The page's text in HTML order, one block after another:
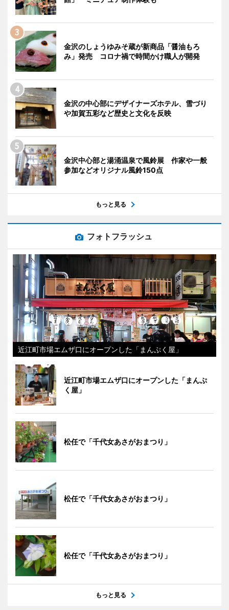
金沢のしょうゆみそ蔵が新商品「醤油もろ
み」発売 コロナ禍で時間かけ職人が開発
金沢の中心部にデザイナーズホテル、雪づり
や加賀五彩など歴史と文化を反映
金沢中心部と湯涌温泉で風鈴展 作家や一般
参加などオリジナル風鈴150点
もっと見る
フォトフラッシュ
近江町市場エムザ口にオープンした「まんぷく屋」
近江町市場エムザ口にオープンした「まんぷ
く屋」
松任で「千代女あさがおまつり」
松任で「千代女あさがおまつり」
松任で「千代女あさがおまつり」
もっと見る